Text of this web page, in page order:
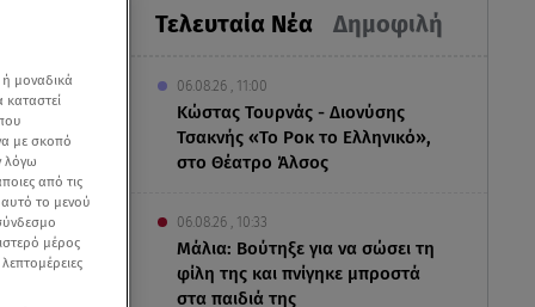
Τελευταία Νέα Δημοφιλή
06.08.26 , 11:00
Κώστας Τουρνάς - Διονύσης
Τσακνής «Το Ροκ το Ελληνικό»,
στο Θέατρο Άλσος
06.08.26 , 10:33
Μάλια: Βούτηξε για να σώσει τη
φίλη της και πνίγηκε μπροστά
στα παιδιά της
μοναδικά
με σκοπό
λόγω
από τις
αυτό το μενού
μέρος